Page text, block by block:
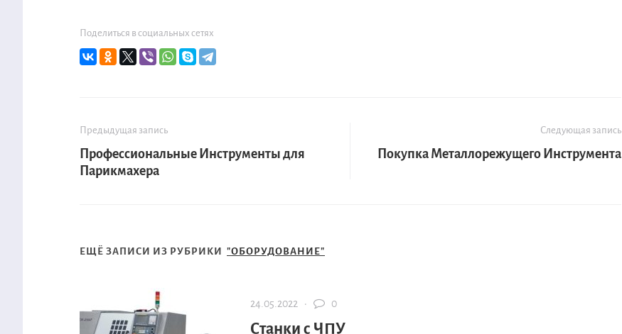
Поделиться в социальных сетях
Предыдущая запись
Профессиональные Инструменты для
Парикмахера
Следующая запись
Покупка Металлорежущего Инструмента
ЕЩЁ ЗАПИСИ ИЗ РУБРИКИ "ОБОРУДОВАНИЕ"
24.05.2022 · 0
Станки с ЧПУ